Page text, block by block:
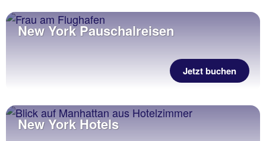
New York Pauschalreisen
Jetzt buchen
New York Hotels